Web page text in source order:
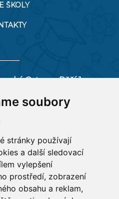
soubory
stránky používají
a další sledovací
vylepšení
prostředí, zobrazení
obsahu a reklam,
ŠKOLY
Ostrava, Pěší 1
Ostrava-Muglinov
244 880
ODKAZY